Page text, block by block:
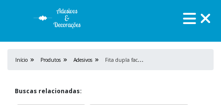
Início Produtos Adesivos F
ita dupla face fina papel
Buscas relacionadas: